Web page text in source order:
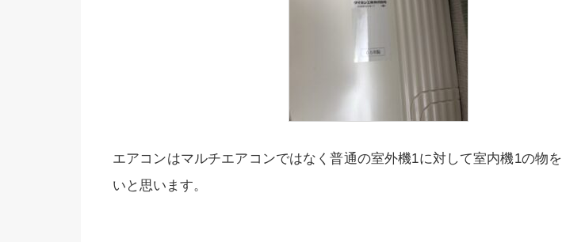
エアコンはマルチエアコンではなく普通の室外機1に対して室内機1の物
いと思います。